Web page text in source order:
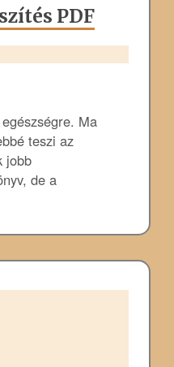
PDF
Ma
teszi az
jobb
de a